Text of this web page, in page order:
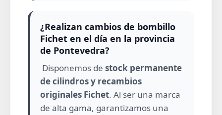
¿Realizan cambios de bombillo
Fichet en el día en la provincia
de Pontevedra?
Disponemos de stock permanente
de cilindros y recambios
originales Fichet. Al ser una marca
de alta gama, garantizamos una